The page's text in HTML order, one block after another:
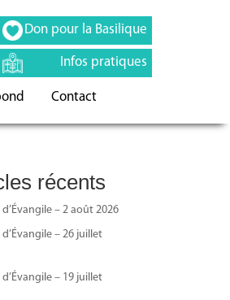
Don pour la Basilique
Infos pratiques
Contact
récents
– 2 août 2026
– 26 juillet
– 19 juillet